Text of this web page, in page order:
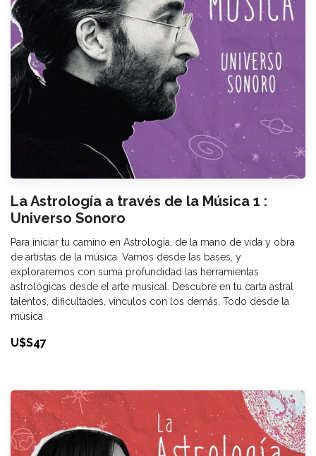
La Astrología a través de la Música 1 :
Universo Sonoro
Para iniciar tu camino en Astrología, de la mano de vida y obra
de artistas de la música. Vamos desde las bases, y
exploraremos con suma profundidad las herramientas
astrológicas desde el arte musical. Descubre en tu carta astral
talentos, dificultades, vínculos con los demás. Todo desde la
música
U$S47